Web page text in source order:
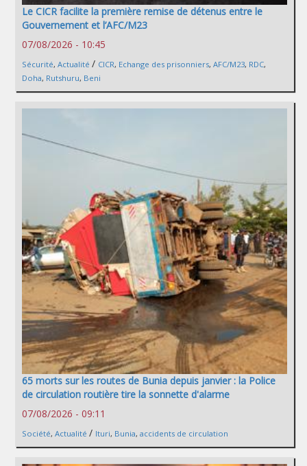
Le CICR facilite la première remise de détenus entre le
Gouvernement et l’AFC/M23
07/08/2026 - 10:45
Sécurité, Actualité / CICR, Echange des prisonniers, AFC/M23, RDC,
Doha, Rutshuru, Beni
65 morts sur les routes de Bunia depuis janvier : la Police
de circulation routière tire la sonnette d'alarme
07/08/2026 - 09:11
Société, Actualité / Ituri, Bunia, accidents de circulation